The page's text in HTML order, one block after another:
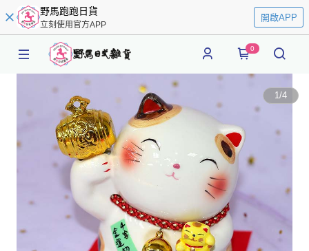
野馬跑跑日貨
立刻使用官方APP
開啟APP
0
1/4